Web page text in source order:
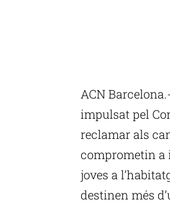
ACN
impulsat pel
reclamar als
comprometin a
joves a
destinen més